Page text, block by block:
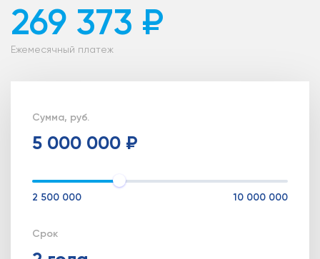
269 373 ₽
Ежемесячный платеж
Сумма, руб.
5 000 000 ₽
2 500 000 10 000 000
Срок